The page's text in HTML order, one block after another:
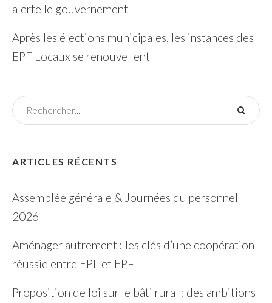
alerte le gouvernement
Après les élections municipales, les instances des
EPF Locaux se renouvellent
ARTICLES RÉCENTS
Assemblée générale & Journées du personnel
2026
Aménager autrement : les clés d’une coopération
réussie entre EPL et EPF
Proposition de loi sur le bâti rural : des ambitions